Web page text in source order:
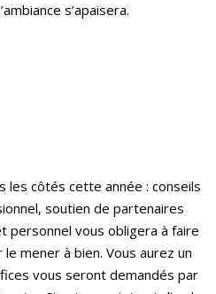
s’apaisera.
les côtés cette année : conseils
soutien de partenaires
personnel vous obligera à faire
mener à bien. Vous aurez un
vous seront demandés par